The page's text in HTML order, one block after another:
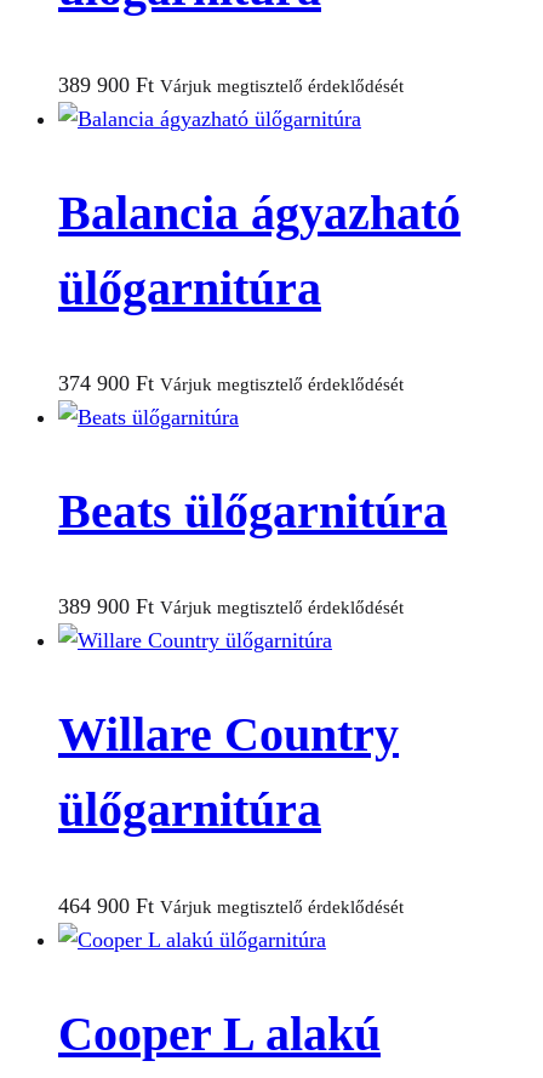
389 900 Ft Várjuk megtisztelő érdeklődését
Balancia ágyazható
ülőgarnitúra
374 900 Ft Várjuk megtisztelő érdeklődését
Beats ülőgarnitúra
389 900 Ft Várjuk megtisztelő érdeklődését
Willare Country
ülőgarnitúra
464 900 Ft Várjuk megtisztelő érdeklődését
Cooper L alakú